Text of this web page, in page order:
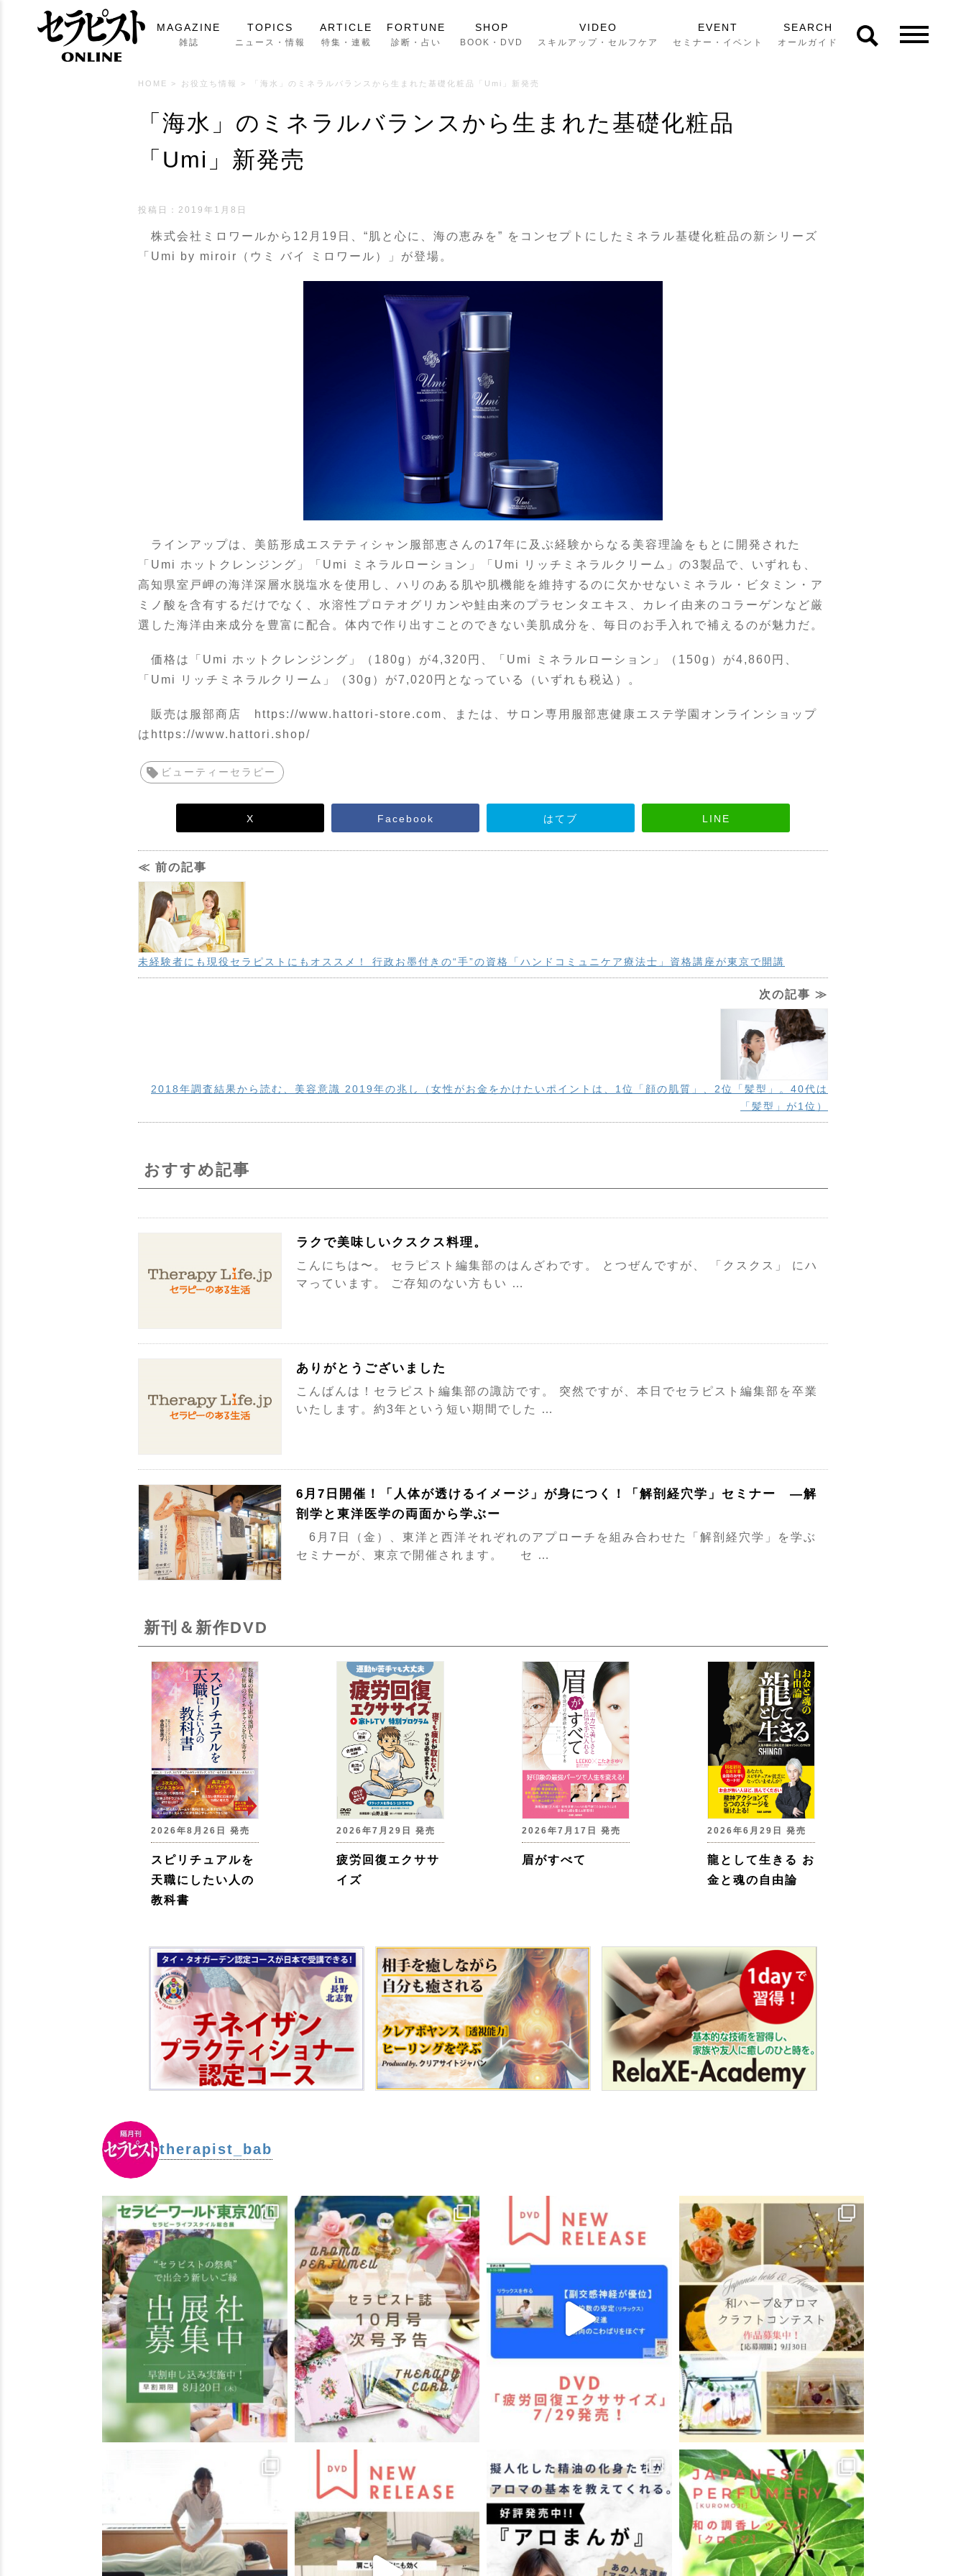
MAGAZINE
雑誌
TOPICS
ニュース・情報
ARTICLE
特集・連載
FORTUNE
診断・占い
SHOP
BOOK・DVD
VIDEO
スキルアップ・セルフケア
EVENT
セミナー・イベント
SEARCH
オールガイド
HOME > お役立ち情報 > 「海水」のミネラルバランスから生まれた基礎化粧品「Umi」新発売
「海水」のミネラルバランスから生まれた基礎化粧品
「Umi」新発売
投稿日： 2019年1月8日
株式会社ミロワールから12月19日、“肌と心に、海の恵みを” をコンセプトにしたミネラル基礎化粧品の新シリーズ
「Umi by miroir（ウミ バイ ミロワール）」が登場。
ラインアップは、美筋形成エステティシャン服部恵さんの17年に及ぶ経験からなる美容理論をもとに開発された
「Umi ホットクレンジング」「Umi ミネラルローション」「Umi リッチミネラルクリーム」の3製品で、いずれも、
高知県室戸岬の海洋深層水脱塩水を使用し、ハリのある肌や肌機能を維持するのに欠かせないミネラル・ビタミン・ア
ミノ酸を含有するだけでなく、水溶性プロテオグリカンや鮭由来のプラセンタエキス、カレイ由来のコラーゲンなど厳
選した海洋由来成分を豊富に配合。体内で作り出すことのできない美肌成分を、毎日のお手入れで補えるのが魅力だ。
価格は「Umi ホットクレンジング」（180g）が4,320円、「Umi ミネラルローション」（150g）が4,860円、
「Umi リッチミネラルクリーム」（30g）が7,020円となっている（いずれも税込）。
販売は服部商店 https://www.hattori-store.com、または、サロン専用服部恵健康エステ学園オンラインショップ
はhttps://www.hattori.shop/
ビューティーセラピー
X Facebook はてブ LINE
≪ 前の記事
未経験者にも現役セラピストにもオススメ！ 行政お墨付きの“手”の資格「ハンドコミュニケア療法士」資格講座が東京で開講
次の記事 ≫
2018年調査結果から読む、美容意識 2019年の兆し（女性がお金をかけたいポイントは、1位「顔の肌質」、2位「髪型」。40代は
「髪型」が1位）
おすすめ記事
ラクで美味しいクスクス料理。
こんにちは〜。 セラピスト編集部のはんざわです。 とつぜんですが、 「クスクス」 にハ
マっています。 ご存知のない方もい …
ありがとうございました
こんばんは！セラピスト編集部の諏訪です。 突然ですが、本日でセラピスト編集部を卒業
いたします。約3年という短い期間でした …
6月7日開催！「人体が透けるイメージ」が身につく！「解剖経穴学」セミナー ―解
剖学と東洋医学の両面から学ぶー
6月7日（金）、東洋と西洋それぞれのアプローチを組み合わせた「解剖経穴学」を学ぶ
セミナーが、東京で開催されます。 セ …
新刊＆新作DVD
2026年8月26日 発売
スピリチュアルを
天職にしたい人の
教科書
2026年7月29日 発売
疲労回復エクササ
イズ
2026年7月17日 発売
眉がすべて
2026年6月29日 発売
龍として生きる お
金と魂の自由論
therapist_bab